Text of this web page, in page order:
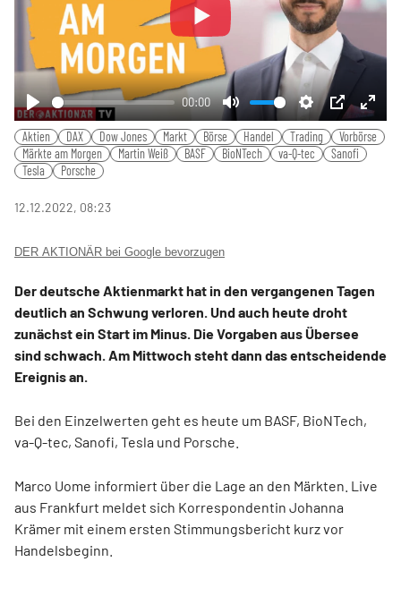
Play
00:00
Mute Settings
PIP
Aktien DAX Dow Jones Markt Börse Handel Trading
Vorbörse
Märkte am Morgen
Martin Weiß BASF BioNTech va-Q-tec
Sanofi
Tesla
Porsche
12.12.2022, 08:23
DER AKTIONÄR bei Google bevorzugen
Der deutsche Aktienmarkt hat in den vergangenen Tagen
deutlich an Schwung verloren. Und auch heute droht
zunächst ein Start im Minus. Die Vorgaben aus Übersee
sind schwach. Am Mittwoch steht dann das entscheidende
Ereignis an.
Bei den Einzelwerten geht es heute um BASF, BioNTech,
va-Q-tec, Sanofi, Tesla und Porsche.
Marco Uome informiert über die Lage an den Märkten. Live
aus Frankfurt meldet sich Korrespondentin Johanna
Krämer mit einem ersten Stimmungsbericht kurz vor
Handelsbeginn.